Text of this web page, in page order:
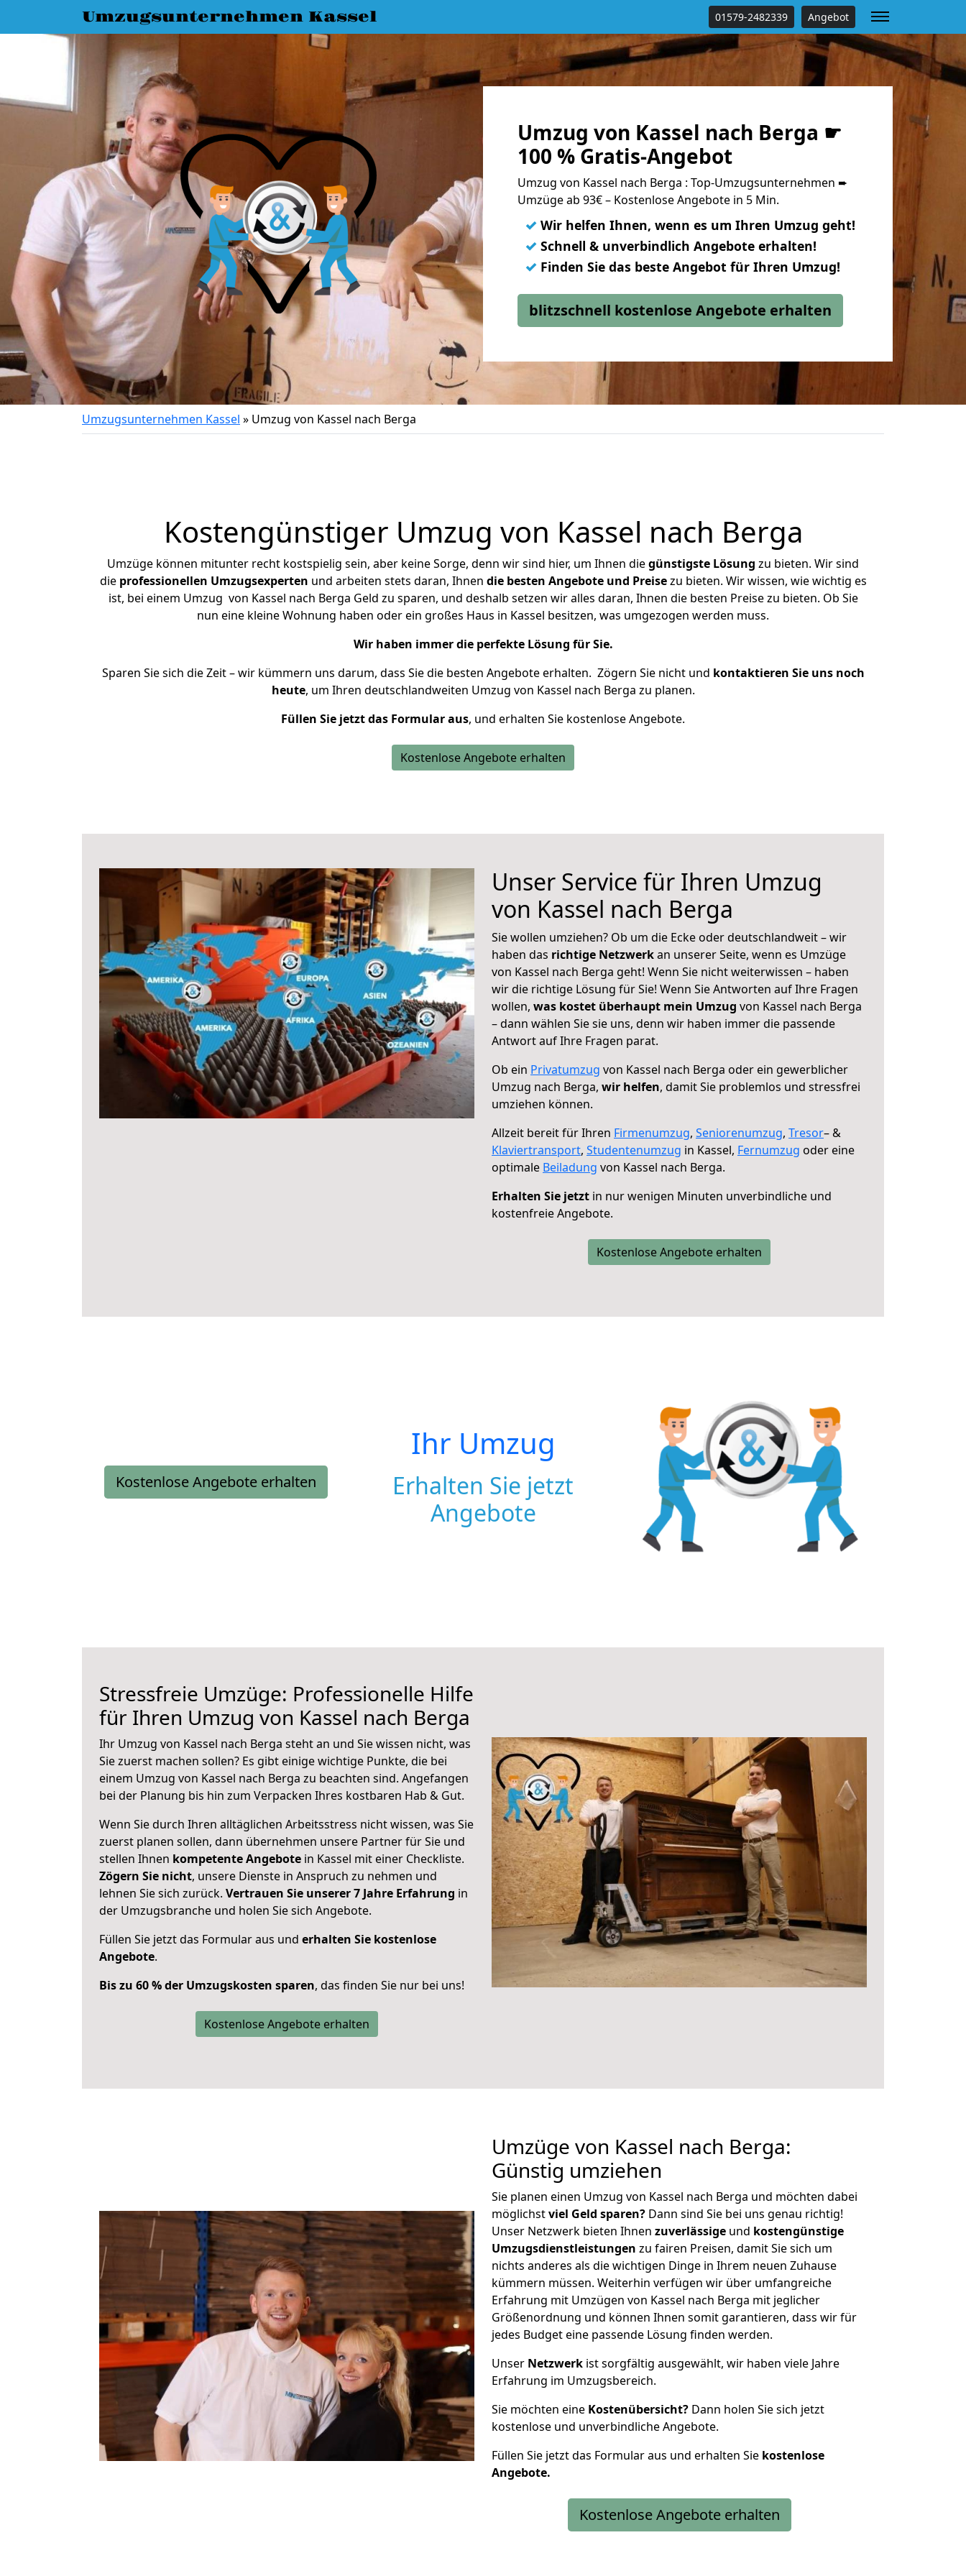
Umzugsunternehmen Kassel 01579-2482339 Angebot
Umzug von Kassel nach Berga ☛
100 % Gratis-Angebot
Umzug von Kassel nach Berga : Top-Umzugsunternehmen ➨
Umzüge ab 93€ – Kostenlose Angebote in 5 Min.
✓ Wir helfen Ihnen, wenn es um Ihren Umzug geht!
✓ Schnell & unverbindlich Angebote erhalten!
✓ Finden Sie das beste Angebot für Ihren Umzug!
blitzschnell kostenlose Angebote erhalten
Umzugsunternehmen Kassel » Umzug von Kassel nach Berga
Kostengünstiger Umzug von Kassel nach Berga
Umzüge können mitunter recht kostspielig sein, aber keine Sorge, denn wir sind hier, um Ihnen diegünstigste Lösung zu bieten. Wir sind
die professionellen Umzugsexperten und arbeiten stets daran, Ihnen die besten Angebote und Preisezu bieten. Wir wissen, wie wichtig es
ist, bei einem Umzug von Kassel nach Berga Geld zu sparen, und deshalb setzen wir alles daran, Ihnen die besten Preise zu bieten. Ob Sie
nun eine kleine Wohnung haben oder ein großes Haus in Kassel besitzen, was umgezogen werden muss.
Wir haben immer die perfekte Lösung für Sie.
Sparen Sie sich die Zeit – wir kümmern uns darum, dass Sie die besten Angebote erhalten. Zögern Sie nicht und kontaktieren Sie uns noch
heute, um Ihren deutschlandweiten Umzug von Kassel nach Berga zu planen.
Füllen Sie jetzt das Formular aus, und erhalten Sie kostenlose Angebote.
Kostenlose Angebote erhalten
Unser Service für Ihren Umzug
von Kassel nach Berga
Sie wollen umziehen? Ob um die Ecke oder deutschlandweit – wir
haben das richtige Netzwerkan unserer Seite, wenn es Umzüge
von Kassel nach Berga geht! Wenn Sie nicht weiterwissen – haben
wir die richtige Lösung für Sie! Wenn Sie Antworten auf Ihre Fragen
wollen, was kostet überhaupt mein Umzug von Kassel nach Berga
– dann wählen Sie sie uns, denn wir haben immer die passende
Antwort auf Ihre Fragen parat.
Ob ein Privatumzug von Kassel nach Berga oder ein gewerblicher
Umzug nach Berga, wir helfen, damit Sie problemlos und stressfrei
umziehen können.
Allzeit bereit für Ihren Firmenumzug, Seniorenumzug, Tresor– &
Klaviertransport, Studentenumzug in Kassel, Fernumzug oder eine
optimale Beiladung von Kassel nach Berga.
Erhalten Sie jetzt in nur wenigen Minuten unverbindliche und
kostenfreie Angebote.
Kostenlose Angebote erhalten
Kostenlose Angebote erhalten
Ihr Umzug
Erhalten Sie jetzt
Angebote
Stressfreie Umzüge: Professionelle Hilfe
für Ihren Umzug von Kassel nach Berga
Ihr Umzug von Kassel nach Berga steht an und Sie wissen nicht, was
Sie zuerst machen sollen? Es gibt einige wichtige Punkte, die bei
einem Umzug von Kassel nach Berga zu beachten sind. Angefangen
bei der Planung bis hin zum Verpacken Ihres kostbaren Hab & Gut.
Wenn Sie durch Ihren alltäglichen Arbeitsstress nicht wissen, was Sie
zuerst planen sollen, dann übernehmen unsere Partner für Sie und
stellen Ihnen kompetente Angebote in Kassel mit einer Checkliste.
Zögern Sie nicht, unsere Dienste in Anspruch zu nehmen und
lehnen Sie sich zurück. Vertrauen Sie unserer 7 Jahre Erfahrung in
der Umzugsbranche und holen Sie sich Angebote.
Füllen Sie jetzt das Formular aus und erhalten Sie kostenlose
Angebote.
Bis zu 60 % der Umzugskosten sparen, das finden Sie nur bei uns!
Kostenlose Angebote erhalten
Umzüge von Kassel nach Berga:
Günstig umziehen
Sie planen einen Umzug von Kassel nach Berga und möchten dabei
möglichstviel Geld sparen? Dann sind Sie bei uns genau richtig!
Unser Netzwerk bieten Ihnen zuverlässige und kostengünstige
Umzugsdienstleistungen zu fairen Preisen, damit Sie sich um
nichts anderes als die wichtigen Dinge in Ihrem neuen Zuhause
kümmern müssen. Weiterhin verfügen wir über umfangreiche
Erfahrung mit Umzügen von Kassel nach Berga mit jeglicher
Größenordnung und können Ihnen somit garantieren, dass wir für
jedes Budget eine passende Lösung finden werden.
Unser Netzwerk ist sorgfältig ausgewählt, wir haben viele Jahre
Erfahrung im Umzugsbereich.
Sie möchten eine Kostenübersicht? Dann holen Sie sich jetzt
kostenlose und unverbindliche Angebote.
Füllen Sie jetzt das Formular aus und erhalten Sie kostenlose
Angebote.
Kostenlose Angebote erhalten